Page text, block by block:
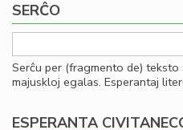
SERĈO
Serĉu per (fragmento de)
majuskloj egalas. Esperantaj
ESPERANTA